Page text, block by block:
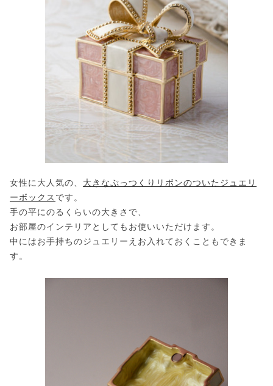
女性に大人気の、 大きなぷっつくりリボンのついたジュエリ
ーボックス です。
手の平にのるくらいの大きさで、
お部屋のインテリアとしてもお使いいただけます。
中にはお手持ちのジュエリーえお入れておくこともできま
す。